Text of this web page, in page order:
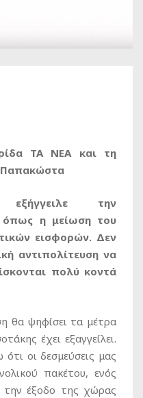
ΤΑ ΝΕΑ και τη
Παπακώστα
την
όπως η μείωση του
εισφορών. Δεν
αντιπολίτευση να
πολύ κοντά
θα ψηφίσει τα μέτρα
έχει εξαγγείλει.
οι δεσμεύσεις μας
πακέτου, ενός
την έξοδο της χώρας